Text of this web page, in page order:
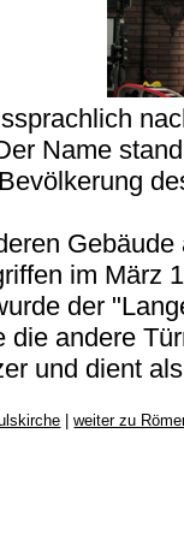
Name
Gebäude
im März
der
andere
und dient
|weiter zu